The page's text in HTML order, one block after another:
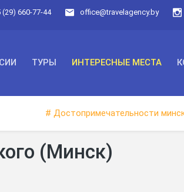
office@travelagency.by
(29) 660-77-44
ТУРЫ ИНТЕРЕСНЫЕ МЕСТА
# Достопримечательности
(Минск)